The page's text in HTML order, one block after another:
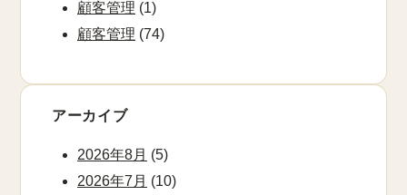
顧客管理 (1)
顧客管理 (74)
アーカイブ
2026年8月 (5)
2026年7月 (10)